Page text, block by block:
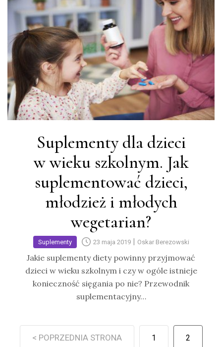
Suplementy dla dzieci
w wieku szkolnym. Jak
suplementować dzieci,
młodzież i młodych
wegetarian?
Suplementy 23 maja 2019| Oskar Berezowski
Jakie suplementy diety powinny przyjmować
dzieci w wieku szkolnym i czy w ogóle istnieje
konieczność sięgania po nie? Przewodnik
suplementacyjny…
< POPRZEDNIA STRONA 1 2